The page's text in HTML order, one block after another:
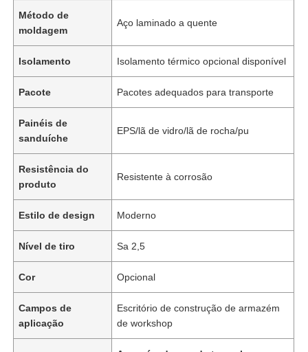
Método de
moldagem
Aço laminado a quente
Isolamento Isolamento térmico opcional disponível
Pacote Pacotes adequados para transporte
Painéis de
sanduíche
EPS/lã de vidro/lã de rocha/pu
Resistência do
produto
Resistente à corrosão
Estilo de design Moderno
Nível de tiro Sa 2,5
Cor Opcional
Campos de
aplicação
Escritório de construção de armazém
de workshop